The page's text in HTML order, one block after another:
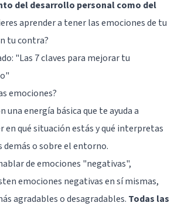
del desarrollo personal como del
aprender a tener las emociones de tu
tu contra?
"Las 7 claves para mejorar tu
"
emociones?
una energía básica que te ayuda a
en qué situación estás y qué interpretas
o sobre el entorno.
de emociones "negativas",
emociones negativas en sí mismas,
agradables o desagradables. Todas las